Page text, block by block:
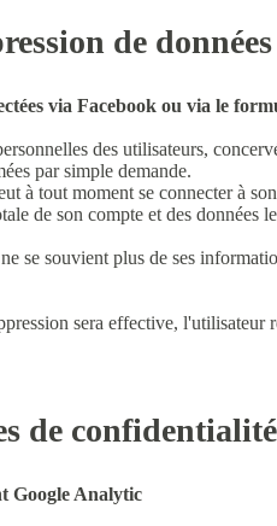
de données
via Facebook ou via le
des utilisateurs,
par simple demande.
à tout moment se connecter à
de son compte et des données
se souvient plus de ses
sera effective, l'utilisateur
de
Google Analytic